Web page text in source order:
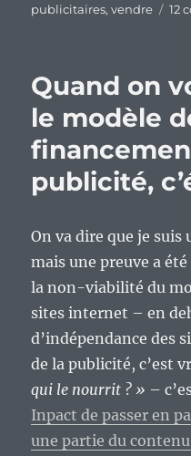
publicitaires,vendre 12
Quand on
le modèle
publicité,
On va dire que je
mais une preuve a
la non-viabilité du
sites internet – en
d’indépendance des
de la publicité, c’est
qui le nourrit ? » –
Inpact de passer en
une partie du